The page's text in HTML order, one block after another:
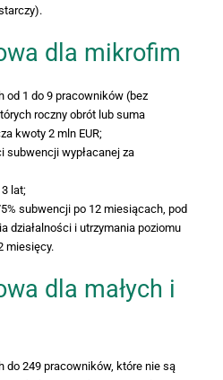
dla mikrofim
od 1 do 9 pracowników (bez
roczny obrót lub suma
kwoty 2 mln EUR;
subwencji wypłacanej za
lat;
subwencji po 12 miesiącach, pod
działalności i utrzymania poziomu
miesięcy.
dla małych i
do 249 pracowników, które nie są